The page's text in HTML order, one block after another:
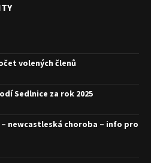
volených členů
Sedlnice za rok 2025
newcastleská choroba – info pro